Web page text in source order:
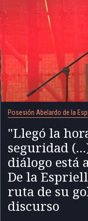
Posesión Abelardo de la
"Llegó la
seguridad
diálogo está
De la
ruta de su
discurso